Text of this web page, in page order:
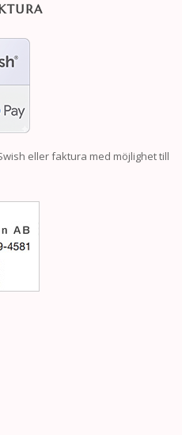
eller faktura med möjlighet till